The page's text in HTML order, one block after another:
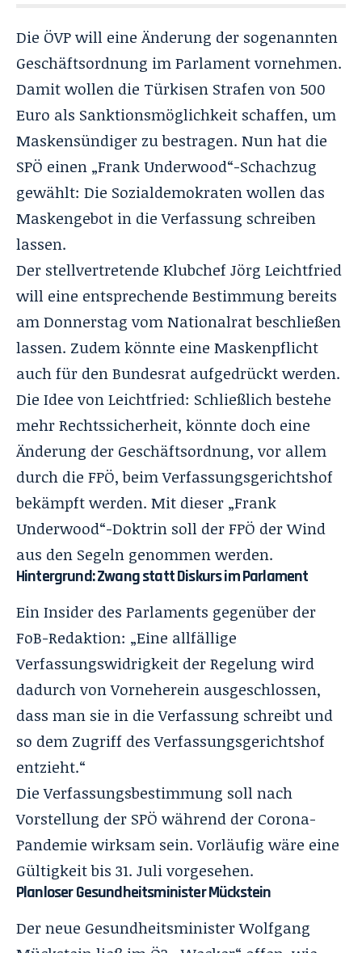
Die ÖVP will eine Änderung der sogenannten
Geschäftsordnung im Parlament vornehmen.
Damit wollen die Türkisen Strafen von 500
Euro als Sanktionsmöglichkeit schaffen, um
Maskensündiger zu bestragen. Nun hat die
SPÖ einen „Frank Underwood“-Schachzug
gewählt: Die Sozialdemokraten wollen das
Maskengebot in die Verfassung schreiben
lassen.
Der stellvertretende Klubchef Jörg Leichtfried
will eine entsprechende Bestimmung bereits
am Donnerstag vom Nationalrat beschließen
lassen. Zudem könnte eine Maskenpflicht
auch für den Bundesrat aufgedrückt werden.
Die Idee von Leichtfried: Schließlich bestehe
mehr Rechtssicherheit, könnte doch eine
Änderung der Geschäftsordnung, vor allem
durch die FPÖ, beim Verfassungsgerichtshof
bekämpft werden. Mit dieser „Frank
Underwood“-Doktrin soll der FPÖ der Wind
aus den Segeln genommen werden.
Hintergrund: Zwang statt Diskurs im Parlament
Ein Insider des Parlaments gegenüber der
FoB-Redaktion: „Eine allfällige
Verfassungswidrigkeit der Regelung wird
dadurch von Vorneherein ausgeschlossen,
dass man sie in die Verfassung schreibt und
so dem Zugriff des Verfassungsgerichtshof
entzieht.“
Die Verfassungsbestimmung soll nach
Vorstellung der SPÖ während der Corona-
Pandemie wirksam sein. Vorläufig wäre eine
Gültigkeit bis 31. Juli vorgesehen.
Planloser Gesundheitsminister Mückstein
Der neue Gesundheitsminister Wolfgang